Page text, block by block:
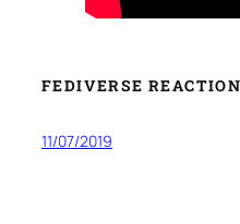
FEDIVERSE
11/07/2019